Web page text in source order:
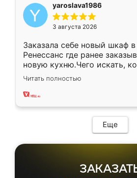
yaroslava1986
3 августа 2026
Заказала себе новый шкаф
Ренессанс где ранее
новую кухню.Чего искать,
вполне довольна. Служит
два года, нареканий нет.
Читать полностью
Еще